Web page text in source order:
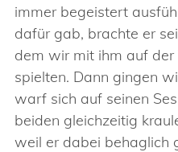
immer begeistert
dafür gab, brachte er
dem wir mit ihm auf
spielten. Dann gingen
warf sich auf seinen
beiden gleichzeitig
weil er dabei behaglich